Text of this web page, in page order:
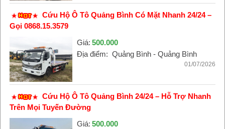
Cứu Hộ Ô Tô Quảng Bình Có Mặt Nhanh 24/24 –
Gọi 0868.15.3579
Giá: 500.000
Địa điểm: Quảng Bình - Quảng Bình
01/07/2026
Cứu Hộ Ô Tô Quảng Bình 24/24 – Hỗ Trợ Nhanh
Trên Mọi Tuyến Đường
Giá: 500.000